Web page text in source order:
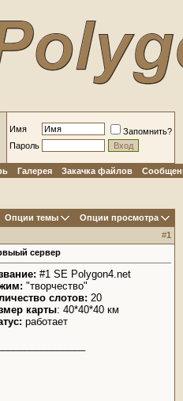
Имя
Запомнить?
Пароль
Галерея Закачка файлов
Опции темы
Опции просмотра
#1
сервер
#1 SE Polygon4.net
"творчество"
слотов: 20
карты: 40*40*40 км
работает